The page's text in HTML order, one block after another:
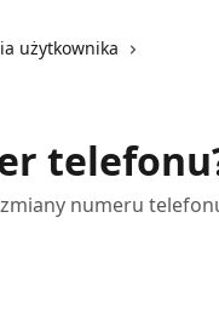
użytkownika
numeru